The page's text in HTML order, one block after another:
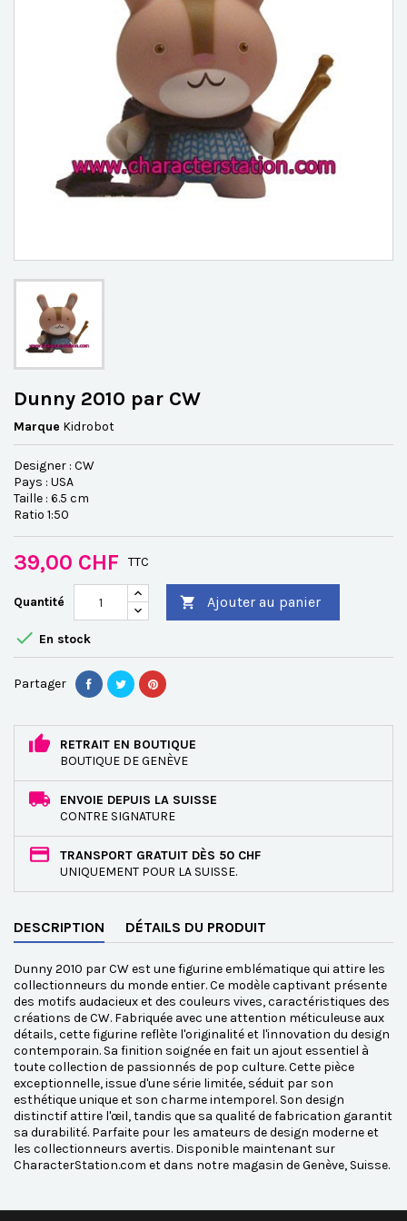
Dunny 2010 par CW
Marque Kidrobot
Designer : CW
Pays : USA
Taille : 6.5 cm
Ratio 1:50
39,00 CHF TTC
Quantité  Ajouter au panier
 En stock
Partager
RETRAIT EN BOUTIQUE
BOUTIQUE DE GENÈVE
ENVOIE DEPUIS LA SUISSE
CONTRE SIGNATURE
TRANSPORT GRATUIT DÈS 50 CHF
UNIQUEMENT POUR LA SUISSE.
DESCRIPTION DÉTAILS DU PRODUIT
Dunny 2010 par CW est une figurine emblématique qui attire les
collectionneurs du monde entier. Ce modèle captivant présente
des motifs audacieux et des couleurs vives, caractéristiques des
créations de CW. Fabriquée avec une attention méticuleuse aux
détails, cette figurine reflète l'originalité et l'innovation du design
contemporain. Sa finition soignée en fait un ajout essentiel à
toute collection de passionnés de pop culture. Cette pièce
exceptionnelle, issue d'une série limitée, séduit par son
esthétique unique et son charme intemporel. Son design
distinctif attire l'œil, tandis que sa qualité de fabrication garantit
sa durabilité. Parfaite pour les amateurs de design moderne et
les collectionneurs avertis. Disponible maintenant sur
CharacterStation.com et dans notre magasin de Genève, Suisse.